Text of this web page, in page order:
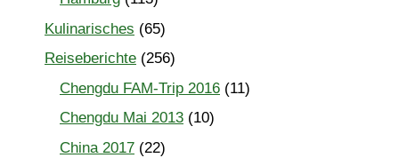
Kulinarisches (65)
Reiseberichte (256)
Chengdu FAM-Trip 2016 (11)
Chengdu Mai 2013 (10)
China 2017 (22)